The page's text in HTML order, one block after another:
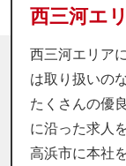
西三河エ
西三河エリア
は取り扱いの
たくさんの優
に沿った求人
高浜市に本社